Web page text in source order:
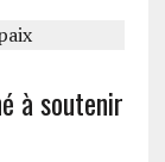
à soutenir